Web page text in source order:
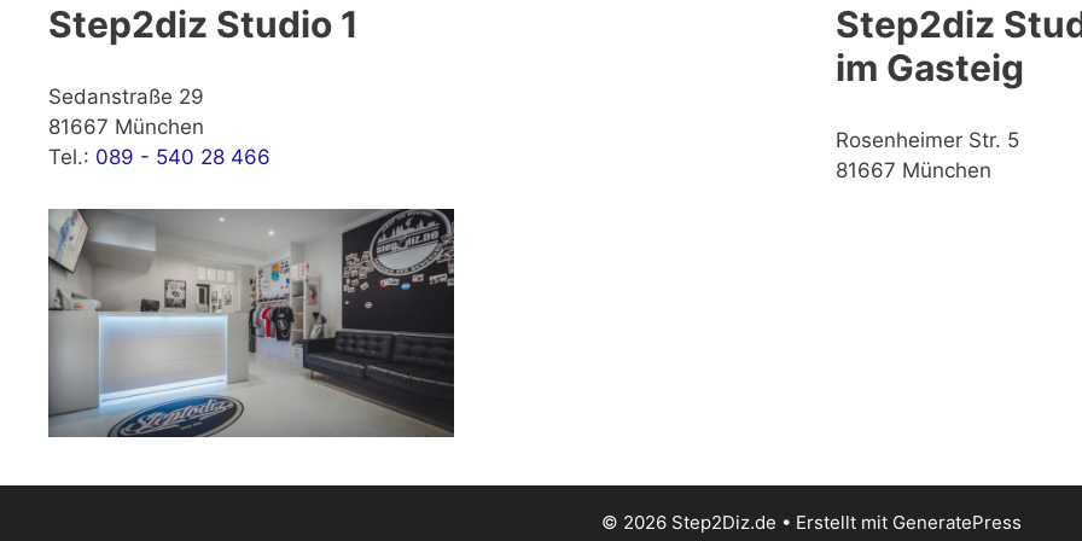
Step2diz Studio 1
Sedanstraße 29
81667 München
Tel.: 089 - 540 28 466
Step2diz
im Gasteig
Rosenheimer Str. 5
81667 München
© 2026 Step2Diz.de • Erstellt mit GeneratePress